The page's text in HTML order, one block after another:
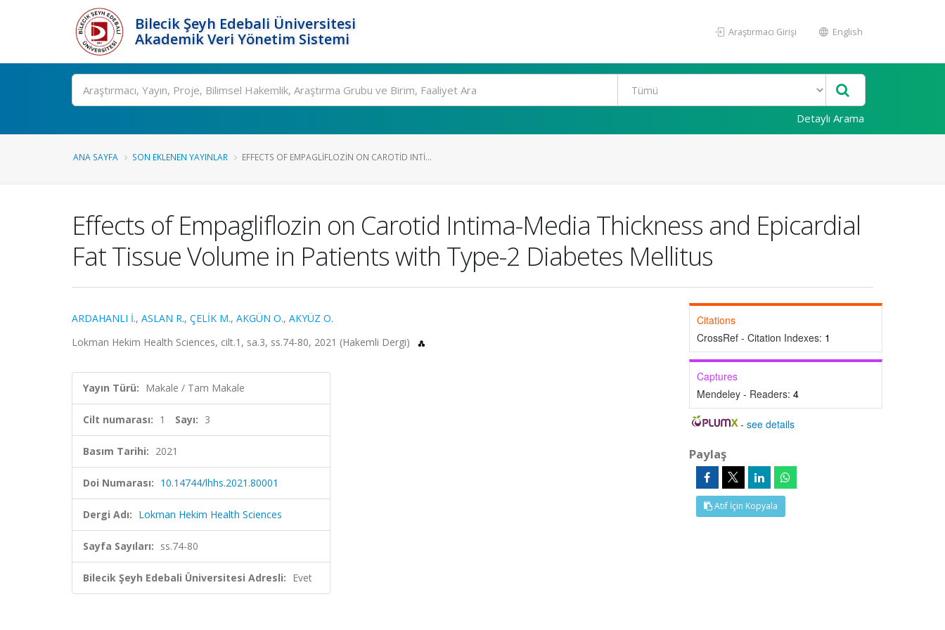
Bilecik Şeyh Edebali Üniversitesi
Akademik Veri Yönetim Sistemi
Araştırmacı Girişi English
Ara
Detaylı Arama
ANA SAYFA SON EKLENEN YAYINLAR EFFECTS OF EMPAGLIFLOZIN ON CAROTID INTI...
Effects of Empagliflozin on Carotid Intima-Media Thickness and Epicardial
Fat Tissue Volume in Patients with Type-2 Diabetes Mellitus
ARDAHANLI İ., ASLAN R., ÇELİK M., AKGÜN O., AKYÜZ O.
Lokman Hekim Health Sciences, cilt.1, sa.3, ss.74-80, 2021 (Hakemli Dergi)
Yayın Türü: Makale / Tam Makale
Cilt numarası: 1 Sayı: 3
Basım Tarihi: 2021
Doi Numarası: 10.14744/lhhs.2021.80001
Dergi Adı: Lokman Hekim Health Sciences
Sayfa Sayıları: ss.74-80
Bilecik Şeyh Edebali Üniversitesi Adresli: Evet
Citations
CrossRef - Citation Indexes: 1
Captures
Mendeley - Readers: 4
-see details
Paylaş
Atıf İçin Kopyala